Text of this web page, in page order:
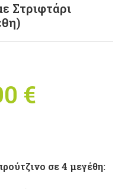
Στριφτάρι
€
through
σε 4 μεγέθη: